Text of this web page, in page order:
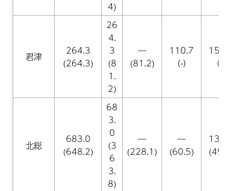
4)
君津
264.3
(264.3)
26
4.
3
(8
1.
2)
―
(81.2)
110.7
（-）
（-
北総
683.0
(648.2)
68
3.
0
(3
6
3.
8)
―
(228.1)
―
(60.5)